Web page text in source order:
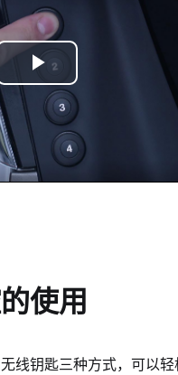
使用
线钥匙三种方式，可以